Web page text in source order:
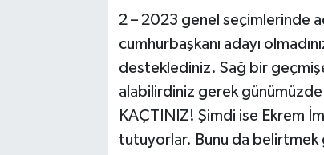
2 – 2023 genel seçimlerinde
cumhurbaşkanı adayı
desteklediniz. Sağ bir
alabilirdiniz gerek
KAÇTINIZ! Şimdi ise Ekrem
tutuyorlar. Bunu da belirtmek